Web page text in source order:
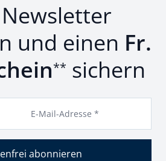
und einen Fr.
** sichern
E-Mail-Adresse *
abonnieren